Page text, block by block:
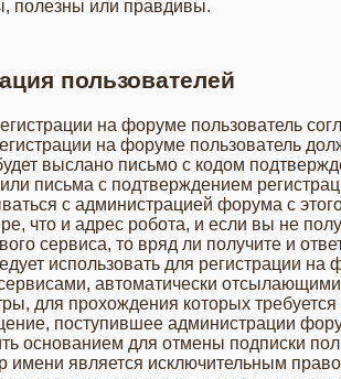
полезны или правдивы.
пользователей
на форуме пользователь
на форуме пользователь
выслано письмо с кодом
письма с подтверждением
с администрацией форума с
что и адрес робота, и если вы не
сервиса, то вряд ли получите и
использовать для регистрации
автоматически
для прохождения которых
поступившее администрации
основанием для отмены подписки
имени является исключительным